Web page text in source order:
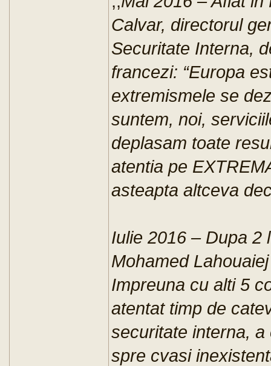
Calvar, directorul
Securitate Interna,
francezi: “Europa
extremismele se
suntem, noi,
deplasam toate
atentia pe
asteapta altceva
Iulie 2016 – Dupa 2
Mohamed
Impreuna cu alti 5
atentat timp de
securitate interna,
spre cvasi